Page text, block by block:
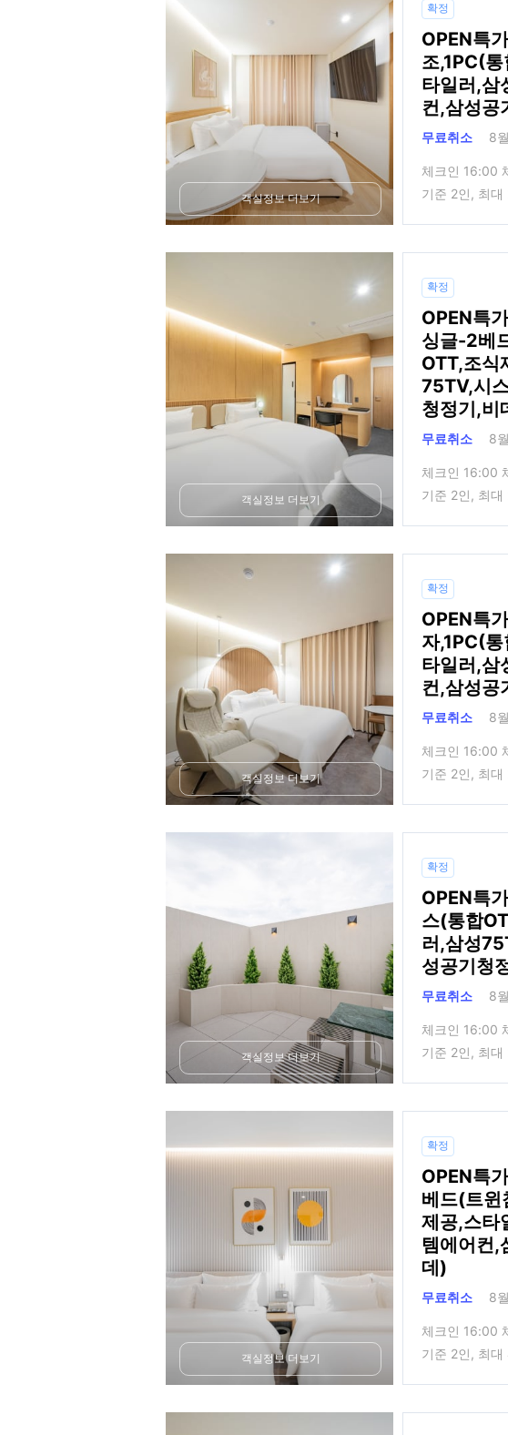
객실정보 더보기
확정
OPEN특
조,1PC(
타일러,삼
컨,삼성공
무료취소 8
체크인 16:00
기준 2인, 최대
객실정보 더보기
확정
OPEN특
싱글-2베
OTT,조식
75TV,시
청정기,비
무료취소 8
체크인 16:00
기준 2인, 최대
객실정보 더보기
확정
OPEN특
자,1PC(
타일러,삼
컨,삼성공
무료취소 8
체크인 16:00
기준 2인, 최대
객실정보 더보기
확정
OPEN특
스(통합
러,삼성
성공기청
무료취소 8
체크인 16:00
기준 2인, 최대
객실정보 더보기
확정
OPEN특
베드(트윈
제공,스타
템에어컨,
데)
무료취소 8
체크인 16:00
기준 2인, 최대